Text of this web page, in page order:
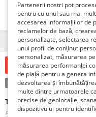
Detalii
1 Lei
Condiție:Nou Tranzacţie:
TAMPLARIE REHAU
Romania, Ilfov, Bucuresti Sector 5,
Partenerii nostri pot
pentru cu unul sau mai
accesarea informațiilor de
reclamelor de bază,
personalizate, selectarea
unui profil de conținut
personalizat, măsurarea
măsurarea performanței
de piață pentru a genera
dezvoltarea și
multe dintre urmatoarele
precise de geolocație,
dispozitivului pentru